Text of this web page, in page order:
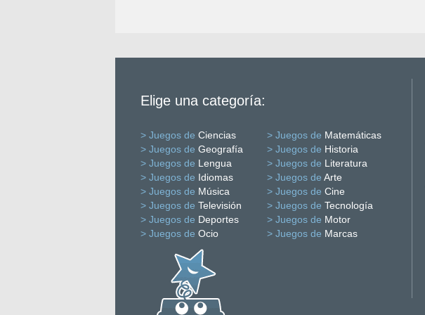
Elige una categoría:
> Juegos de Ciencias > Juegos de Matemáticas
> Juegos de Geografía > Juegos de Historia
> Juegos de Lengua > Juegos de Literatura
> Juegos de Idiomas > Juegos de Arte
> Juegos de Música > Juegos de Cine
> Juegos de Televisión > Juegos de Tecnología
> Juegos de Deportes > Juegos de Motor
> Juegos de Ocio > Juegos de Marcas